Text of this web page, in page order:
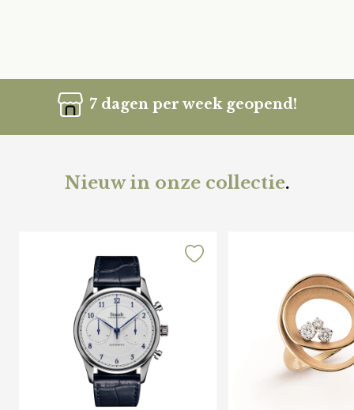
7 dagen per week geopend!
Nieuw in onze collectie.